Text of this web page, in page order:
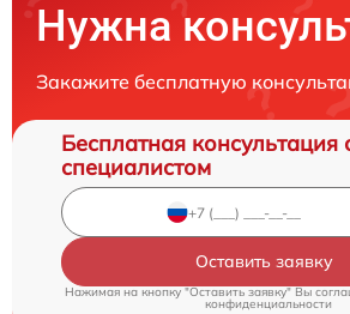
Нужна
Закажите бесплатную
Бесплатная консультация
специалистом
Оставить заявку
Нажимая на кнопку "Оставить заявку" Вы
конфиденциальности